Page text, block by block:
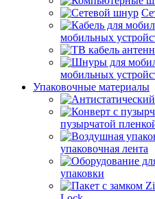
мобильных
мобильных
Упаковочные материалы
пузырчатой
упаковочная лента
упаковки